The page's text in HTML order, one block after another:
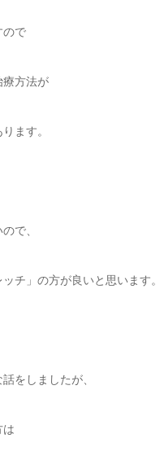
ので
療方法が
ます。
で、
チ」の方が良いと思います。
をしましたが、
は